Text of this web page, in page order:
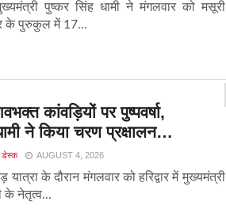
पुष्कर सिंह धामी ने मंगलवार को मसूरी
के पुरुकुल में 17...
कांवड़ियों पर पुष्पवर्षा,
ने किया चरण प्रक्षालन…
डेस्क AUGUST 4, 2026
यात्रा के दौरान मंगलवार को हरिद्वार में मुख्यमंत्री
के नेतृत्व...